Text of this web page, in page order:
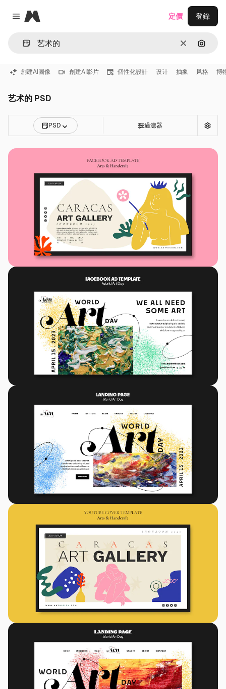
Close menu
Magnific
清除 通過圖
定價 登錄
創建AI圖像 創建AI影片 個性化設計 设计 抽象 风格 博
艺术的 PSD
PSD 過濾器